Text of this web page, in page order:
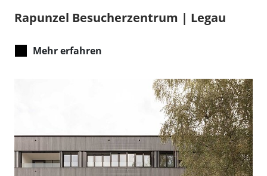
Rapunzel Besucherzentrum | Legau
Mehr erfahren